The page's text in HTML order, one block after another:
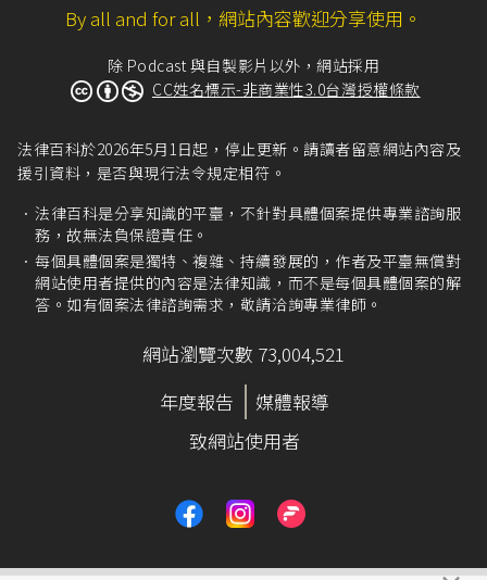
By all and for all，網站內容歡迎分享使用。
除 Podcast 與自製影片以外，網站採用
CC姓名標示-非商業性3.0台灣授權條款
法律百科於2026年5月1日起，停止更新。請讀者留意網站內容及
援引資料，是否與現行法令規定相符。
法律百科是分享知識的平臺，不針對具體個案提供專業諮詢服
務，故無法負保證責任。
每個具體個案是獨特、複雜、持續發展的，作者及平臺無償對
網站使用者提供的內容是法律知識，而不是每個具體個案的解
答。如有個案法律諮詢需求，敬請洽詢專業律師。
網站瀏覽次數 73,004,521
年度報告
媒體報導
致網站使用者